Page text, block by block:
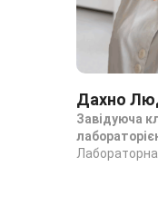
Дахно
Завідуюча
Лабораторна